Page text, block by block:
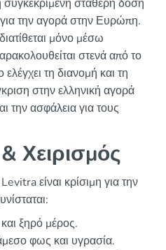
συγκεκριμένη σταθερή δόση
την αγορά στην Ευρώπη.
μόνο μέσω
στενά από το
τη διανομή και τη
στην ελληνική αγορά
την ασφάλεια για τους
Χειρισμός
είναι κρίσιμη για την
ξηρό μέρος.
φως και υγρασία.